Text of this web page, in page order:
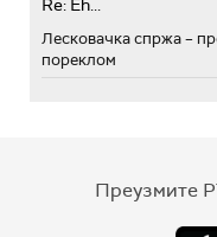
Re: Eh...
Лесковачка спржа –
пореклом
Преузмите